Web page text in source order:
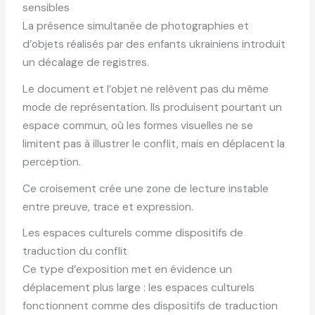
sensibles
La présence simultanée de photographies et
d’objets réalisés par des enfants ukrainiens introduit
un décalage de registres.
Le document et l’objet ne relèvent pas du même
mode de représentation. Ils produisent pourtant un
espace commun, où les formes visuelles ne se
limitent pas à illustrer le conflit, mais en déplacent la
perception.
Ce croisement crée une zone de lecture instable
entre preuve, trace et expression.
Les espaces culturels comme dispositifs de
traduction du conflit
Ce type d’exposition met en évidence un
déplacement plus large : les espaces culturels
fonctionnent comme des dispositifs de traduction